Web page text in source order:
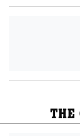
THE